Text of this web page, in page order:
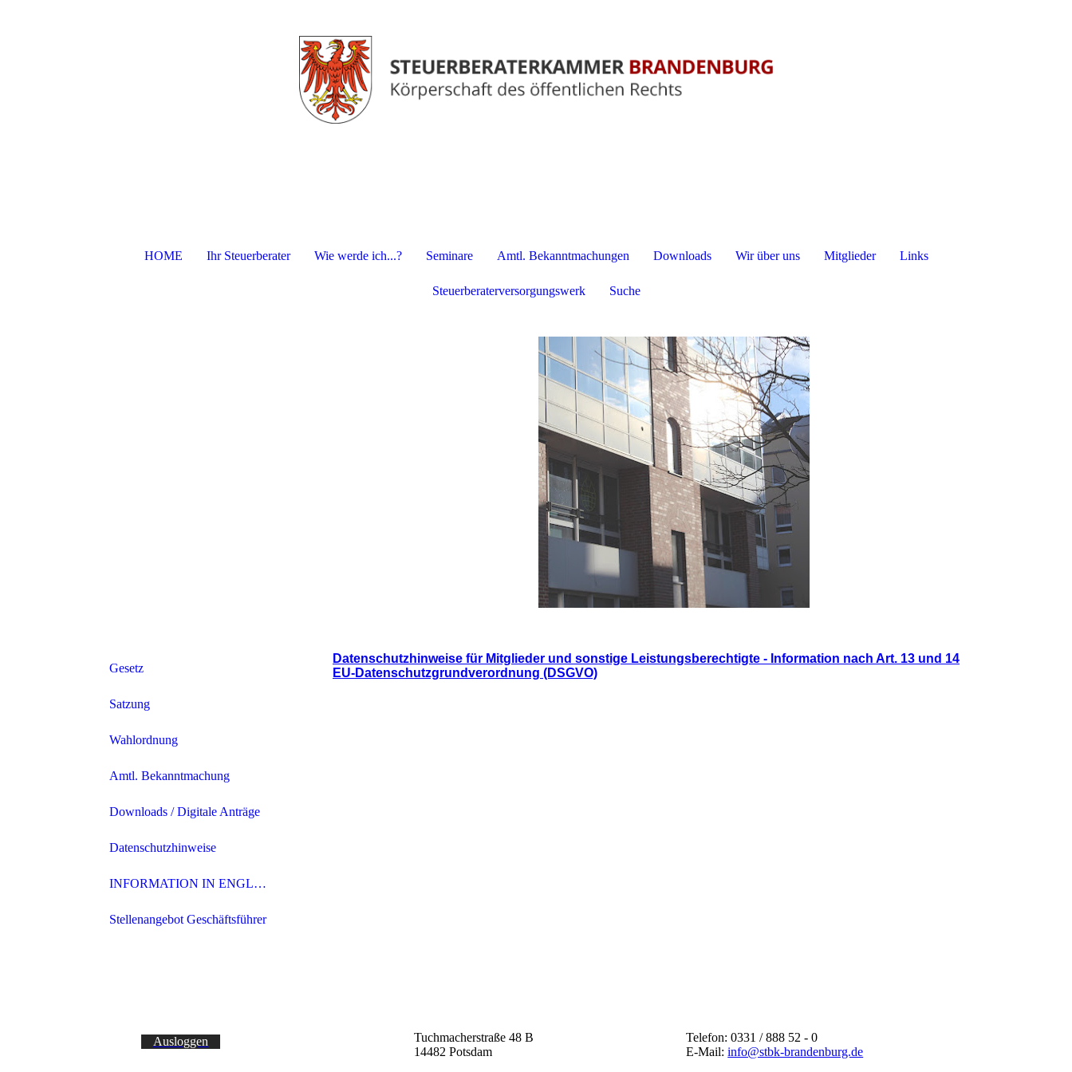
HOME Ihr Steuerberater Wie werde ich...? Seminare Amtl. Bekanntmachungen Downloads Wir über uns Mitglieder Links
Steuerberaterversorgungswerk Suche
Gesetz
Satzung
Wahlordnung
Amtl. Bekanntmachung
Downloads / Digitale Anträge
Datenschutzhinweise
INFORMATION IN ENGLISH
Stellenangebot Geschäftsführer
Datenschutzhinweise für Mitglieder und sonstige Leistungsberechtigte - Information nach Art. 13 und 14
EU-Datenschutzgrundverordnung (DSGVO)
Ausloggen
Tuchmacherstraße 48 B
14482 Potsdam
Telefon: 0331 / 888 52 - 0
E-Mail:info@stbk-brandenburg.de